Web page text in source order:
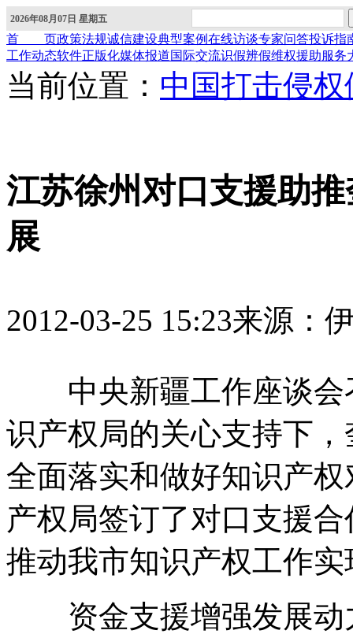
2026年08月07日 星期五
首 页政策法规诚信建设典型案例在线访谈专家问答投诉指
工作动态软件正版化媒体报道国际交流识假辨假维权援助服务
当前位置： 中国打击侵
江苏徐州对口支援助
展
2012-03-25 15:23来源：
中央新疆工作座谈会
识产权局的关心支持下
全面落实和做好知识产
产权局签订了对口支援
推动我市知识产权工作
资金支援增强发展动